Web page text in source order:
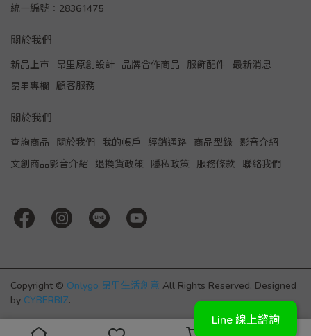
Line 線上諮詢
統一編號：28361475
關於我們
新品上市 昂里原創設計 品牌合作商品 服飾配件
最新消息
昂里專欄
顧客服務
關於我們
查詢商品 關於我們 我的帳戶 經銷通路 商品型錄
影音介紹
文創商品影音介紹
退換貨政策 隱私政策 服務條款 聯絡我們
Copyright © Onlygo 昂里生活創意 All Rights Reserved. Designed
by CYBERBIZ.